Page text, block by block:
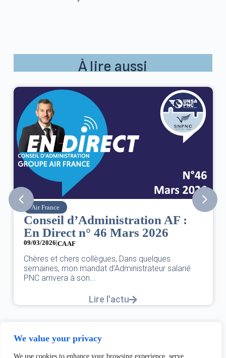
We value your privacy
We use cookies to enhance your browsing experience, serve
À lire aussi
Air France
Conseil d’Administration AF :
En Direct n° 46 Mars 2026
09/03/2026|CA AF
Chères et chers collègues, Dans quelques
semaines, mon mandat d’Administrateur salarié
PNC arrivera à son...
Lire l'actu